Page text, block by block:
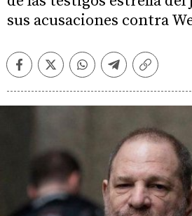
sus acusaciones contra
FacebookTwitterWhatsappTelegramCopiar